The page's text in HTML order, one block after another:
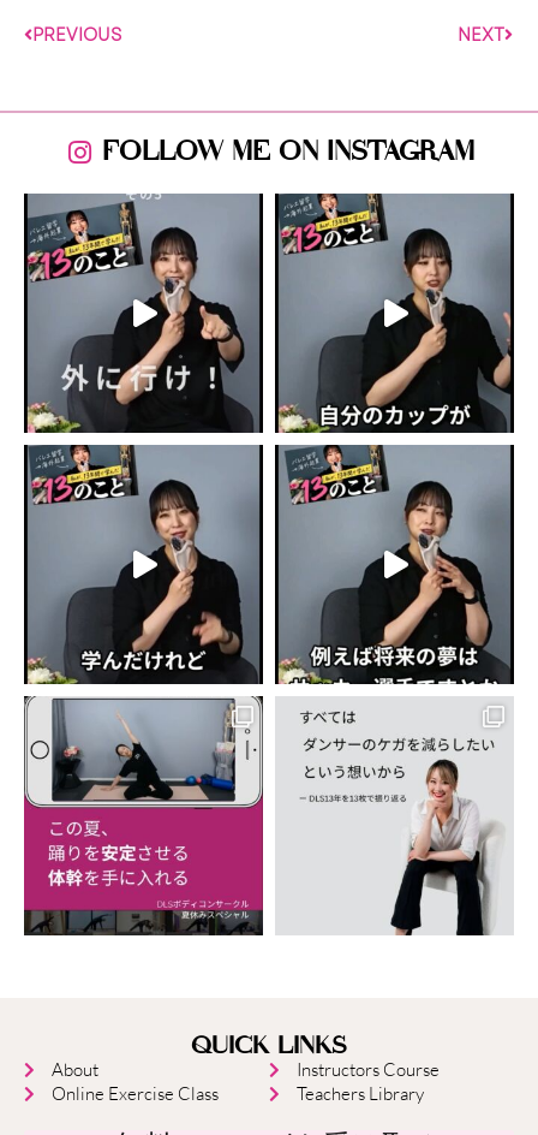
PREVIOUS NEXT
FOLLOW ME ON INSTAGRAM
QUICK LINKS
About
Online Exercise Class
Instructors Course
Teachers Library